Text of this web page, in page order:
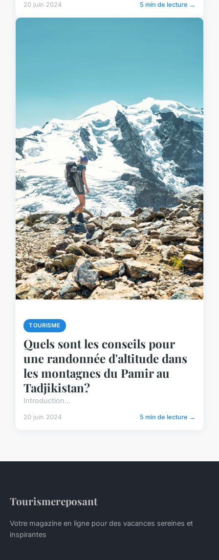
20 juin 2024 5 min de lecture →
TOURISME
Quels sont les conseils pour
une randonnée d'altitude dans
les montagnes du Pamir au
Tadjikistan?
Introduction...
20 juin 2024 5 min de lecture →
Tourismereposant
Votre magazine en ligne pour des vacances sereines et
inspirantes